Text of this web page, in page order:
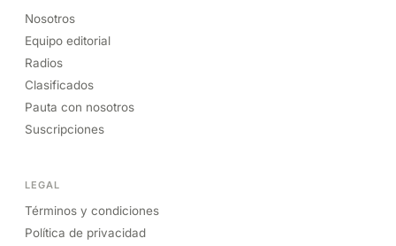
Nosotros
Equipo editorial
Radios
Clasificados
Pauta con nosotros
Suscripciones
LEGAL
Términos y condiciones
Política de privacidad